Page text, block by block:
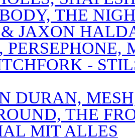
THE
JAXON
-
DURAN,
THE
MIT ALLES